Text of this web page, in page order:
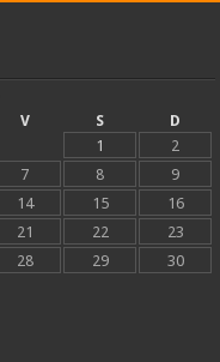
V S
D
1
2
7 8
9
14 15
16
21 22
23
28 29
30